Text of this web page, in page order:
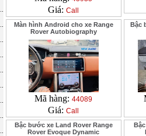
Giá:Call
Màn hình Android cho xe Range
Rover Autobiography
Mã hàng:44089
Giá:Call
Bậc
Bậc bước xe Land Rover Range
Rover Evoque Dynamic